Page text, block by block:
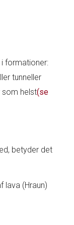
formationer:
tunneller
som helst(se
betyder det
lava (Hraun)